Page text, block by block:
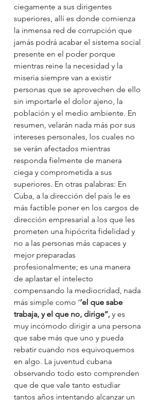
ciegamente a sus dirigentes
superiores, allí es donde comienza
la inmensa red de corrupción que
jamás podrá acabar el sistema social
presente en el poder porque
mientras reine la necesidad y la
miseria siempre van a existir
personas que se aprovechen de ello
sin importarle el dolor ajeno, la
población y el medio ambiente. En
resumen, velarán nada más por sus
intereses personales, los cuales no
se verán afectados mientras
responda fielmente de manera
ciega y comprometida a sus
superiores. En otras palabras: En
Cuba, a la dirección del país le es
más factible poner en los cargos de
dirección empresarial a los que les
prometen una hipócrita fidelidad y
no a las personas más capaces y
mejor preparadas
profesionalmente; es una manera
de aplastar el intelecto
compensando la mediocridad, nada
más simple como ‘’el que sabe
trabaja, y el que no, dirige’’, y es
muy incómodo dirigir a una persona
que sabe más que uno y pueda
rebatir cuando nos equivoquemos
en algo. La juventud cubana
observando todo esto comprenden
que de que vale tanto estudiar
tantos años intentando alcanzar un